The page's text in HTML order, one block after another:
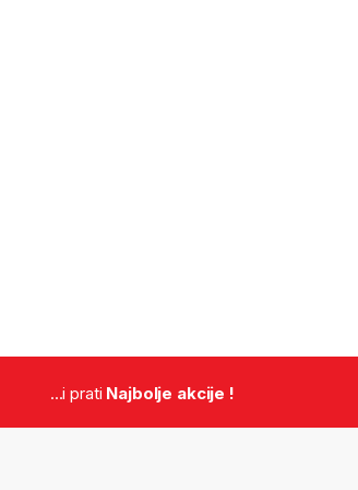
...i prati Najbolje akcije !